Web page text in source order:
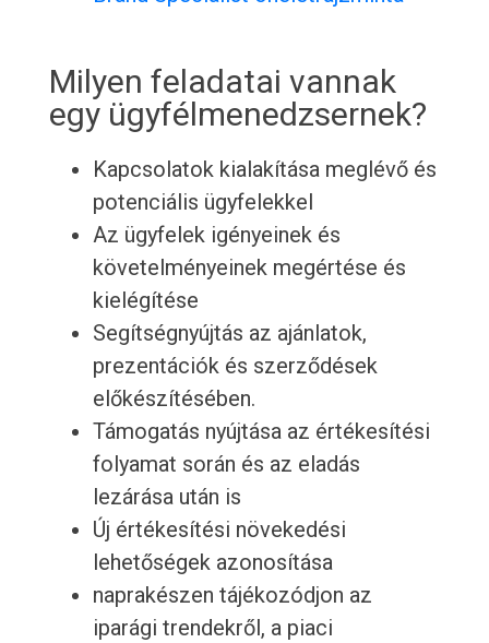
Milyen feladatai vannak
egy ügyfélmenedzsernek?
Kapcsolatok kialakítása meglévő és
potenciális ügyfelekkel
Az ügyfelek igényeinek és
követelményeinek megértése és
kielégítése
Segítségnyújtás az ajánlatok,
prezentációk és szerződések
előkészítésében.
Támogatás nyújtása az értékesítési
folyamat során és az eladás
lezárása után is
Új értékesítési növekedési
lehetőségek azonosítása
naprakészen tájékozódjon az
iparági trendekről, a piaci